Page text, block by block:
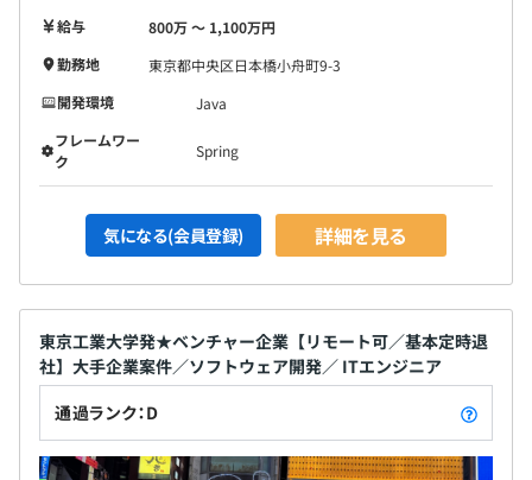
給与
800万 〜 1,100万円
勤務地
東京都中央区日本橋小舟町9-3
開発環境
Java
フレームワー
ク
Spring
気になる(会員登録) 詳細を見る
東京工業大学発★ベンチャー企業【リモート可／基本定時退
社】大手企業案件／ソフトウェア開発／ ITエンジニア
通過ランク：D